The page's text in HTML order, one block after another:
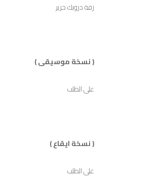
زفة دروبك حرير
( نسخة موسيقى )
على الطلب
( نسخة ايقاع )
على الطلب